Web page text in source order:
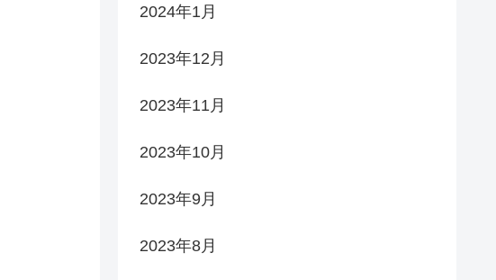
2024年1月
2023年12月
2023年11月
2023年10月
2023年9月
2023年8月